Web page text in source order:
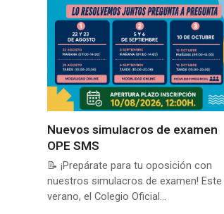
Nuevos simulacros de examen
OPE SMS
📝 ¡Prepárate para tu oposición con
nuestros simulacros de examen! Este
verano, el Colegio Oficial…